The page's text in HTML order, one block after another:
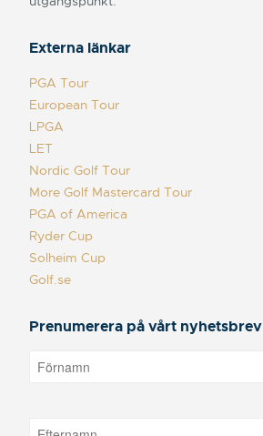
Externa länkar
PGA Tour
European Tour
LPGA
LET
Nordic Golf Tour
More Golf Mastercard Tour
PGA of America
Ryder Cup
Solheim Cup
Golf.se
Prenumerera på vårt nyhetsbrev